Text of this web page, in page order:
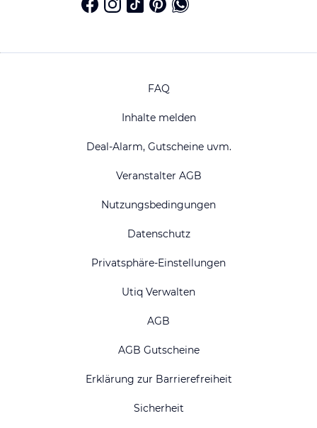
FAQ
Inhalte melden
Deal-Alarm, Gutscheine uvm.
Veranstalter AGB
Nutzungsbedingungen
Datenschutz
Privatsphäre-Einstellungen
Utiq Verwalten
AGB
AGB Gutscheine
Erklärung zur Barrierefreiheit
Sicherheit